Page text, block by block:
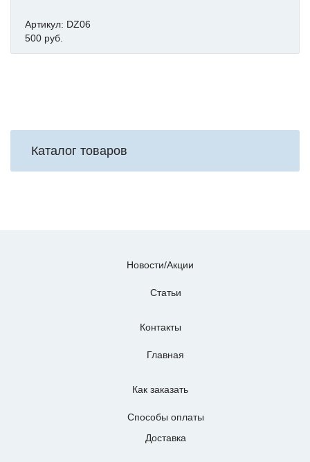
Артикул: DZ06
500 руб.
Каталог товаров
Новости/Акции
Статьи
Контакты
Главная
Как заказать
Способы оплаты
Доставка